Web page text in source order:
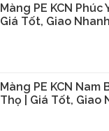
Màng PE KCN Phúc
Giá Tốt, Giao Nhanh
Màng PE KCN Nam
Thọ | Giá Tốt, Giao